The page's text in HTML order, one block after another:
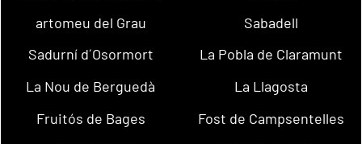
artomeu del Grau
Sabadell
Sadurní d´Osormort
La Pobla de Claramunt
La Nou de Berguedà
La Llagosta
Fruitós de Bages
Fost de Campsentelles